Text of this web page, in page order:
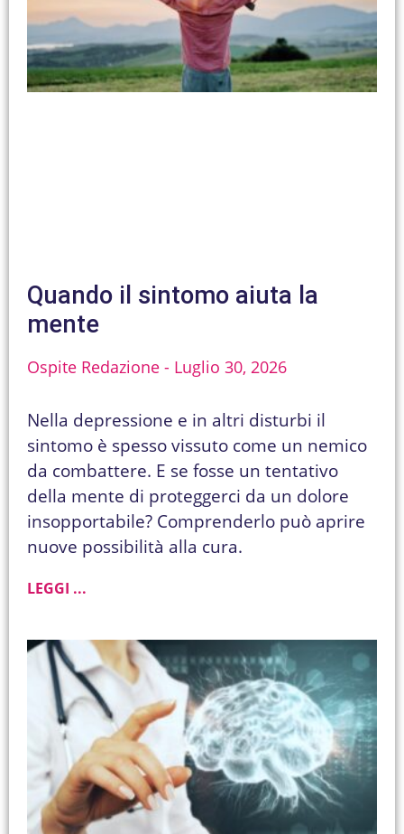
Quando il sintomo aiuta la
mente
Ospite Redazione Luglio 30, 2026
Nella depressione e in altri disturbi il
sintomo è spesso vissuto come un nemico
da combattere. E se fosse un tentativo
della mente di proteggerci da un dolore
insopportabile? Comprenderlo può aprire
nuove possibilità alla cura.
LEGGI ...